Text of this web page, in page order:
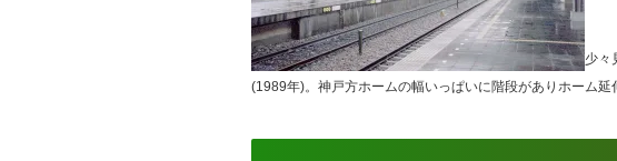
少々
(1989年)。神戸方ホームの幅いっぱいに階段がありホーム延